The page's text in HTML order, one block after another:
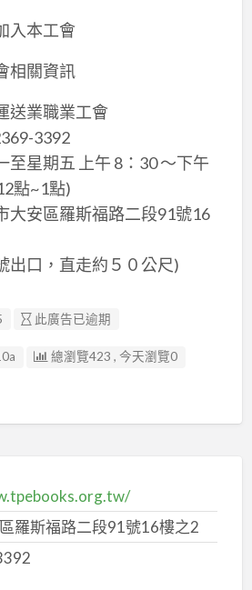
入本工會
相關資訊
送業職業工會
3392
至星期五 上午 8：30 ～下午
點~1點)
大安區羅斯福路二段91號16
出口，直走約５０公尺)
此廣告已逾期
總瀏覽423 , 今天瀏覽0
羅斯福路二段91號16樓之2